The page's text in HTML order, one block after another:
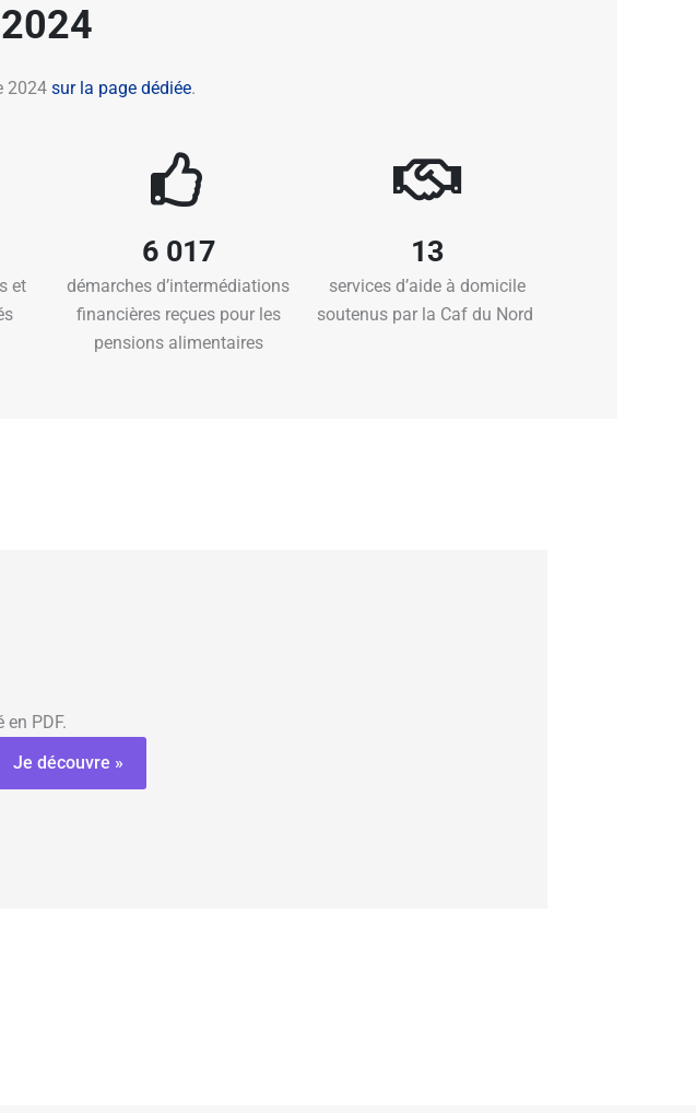
2024 sur la page dédiée.
et
6 017
démarches d’intermédiations
financières reçues pour les
pensions alimentaires
13
services d’aide à domicile
soutenus par la Caf du Nord
PDF.
Je découvre »